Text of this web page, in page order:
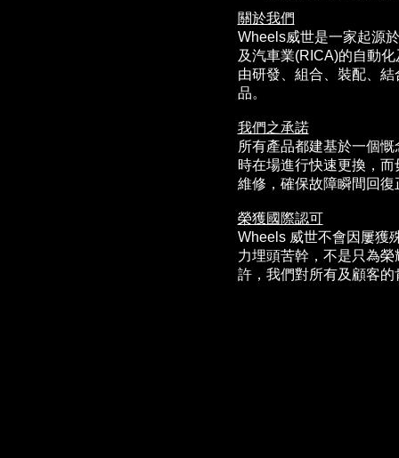
關於我們
Wheels威世是一家起源
及汽車業(RICA)的自動
由研發、組合、裝配、
品。
我們之承諾
所有產品都建基於一個
時在場進行快速更換，
維修，確保故障瞬間回復
榮獲國際認可
Wheels 威世不會因屢獲
力埋頭苦幹，不是只為
許，我們對所有及顧客的